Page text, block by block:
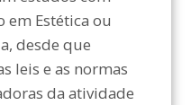
em Estética ou
desde que
leis e as normas
da atividade